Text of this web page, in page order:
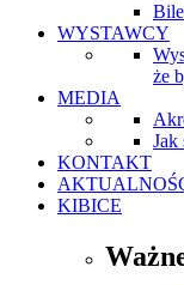
WYSTAWCY
że
MEDIA
Jak
KONTAKT
KIBICE